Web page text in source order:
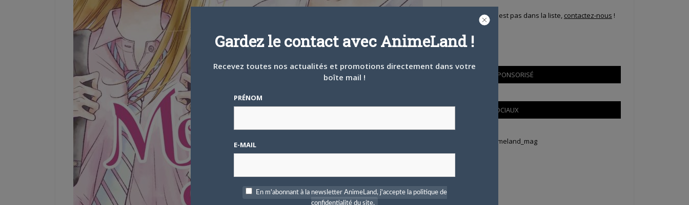
Si votre ville n'est pas dans la liste, contactez-nous !
CONTENU SPONSORISÉ
RÉSEAUX SOCIAUX
Tweets by Animeland_mag
Gardez le contact avec AnimeLand !
Recevez toutes nos actualités et promotions directement dans votre
boîte mail !
PRÉNOM
E-MAIL
En m'abonnant à la newsletter AnimeLand, j'accepte la politique de
confidentialité du site.